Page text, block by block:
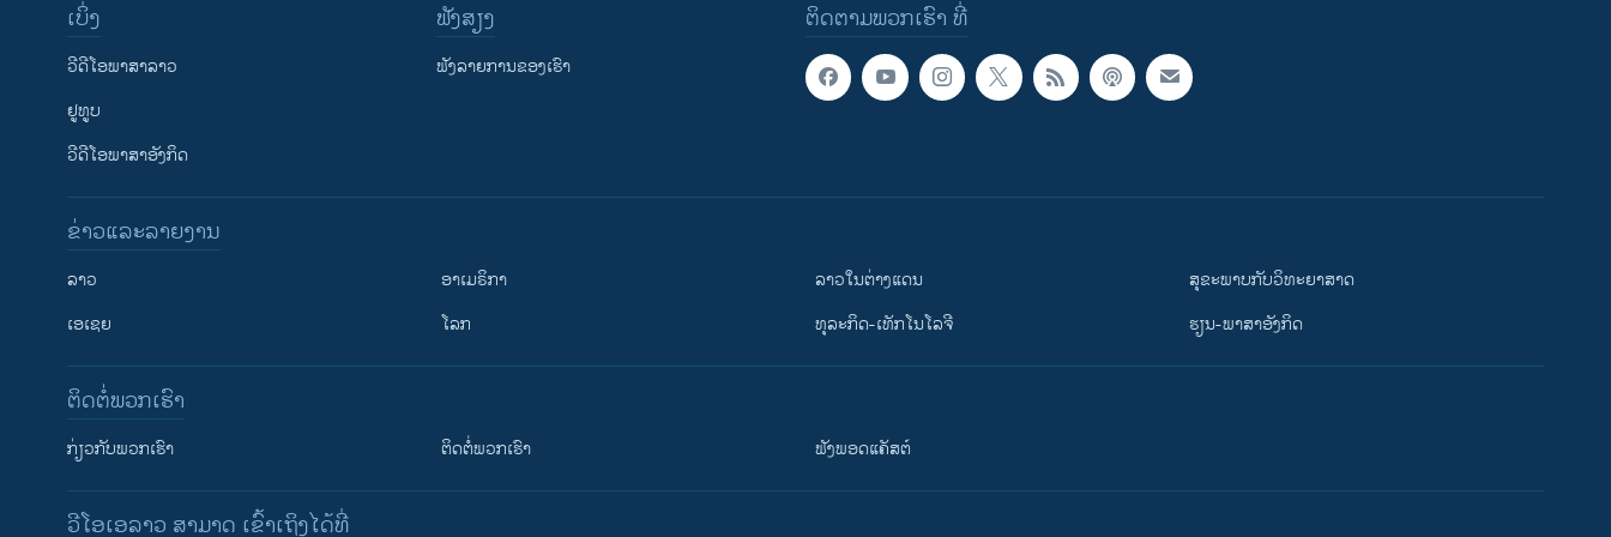
ຕິດຕາມພວກເຮົາ ທີ່
ເບິ່ງ
ວີດີໂອພາສາລາວ
ຢູທູບ
ວີດີໂອພາສາອັງກິດ
ຟັງສຽງ
ຟັງລາຍການຂອງເຮົາ
ຂ່າວແລະລາຍງານ
ລາວ
ເອເຊຍ
ອາເມຣິກາ
ໂລກ
ລາວໃນຕ່າງແດນ
ທຸລະກິດ-ເທັກໂນໂລຈີ
ສຸຂະພາບກັບວິທະຍາສາດ
ຮຽນ-ພາສາອັງກິດ
ຕິດຕໍ່ພວກເຮົາ
ກ່ຽວກັບພວກເຮົາ ຕິດຕໍ່ພວກເຮົາ ຟັງພອດແຄັສຕ໌
ວີໂອເອລາວ ສາມາດ ເຂົ້າເຖິງໄດ້ທີ່